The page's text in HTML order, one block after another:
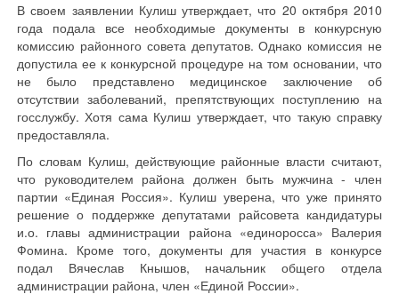
В своем заявлении Кулиш утверждает, что 20 октября 2010
года подала все необходимые документы в конкурсную
комиссию районного совета депутатов. Однако комиссия не
допустила ее к конкурсной процедуре на том основании, что
не было представлено медицинское заключение об
отсутствии заболеваний, препятствующих поступлению на
госслужбу. Хотя сама Кулиш утверждает, что такую справку
предоставляла.
По словам Кулиш, действующие районные власти считают,
что руководителем района должен быть мужчина - член
партии «Единая Россия». Кулиш уверена, что уже принято
решение о поддержке депутатами райсовета кандидатуры
и.о. главы администрации района «единоросса» Валерия
Фомина. Кроме того, документы для участия в конкурсе
подал Вячеслав Кнышов, начальник общего отдела
администрации района, член «Единой России».